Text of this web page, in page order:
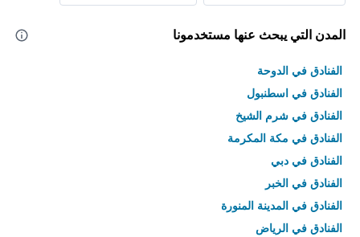
المدن التي يبحث عنها مستخدمونا
الفنادق في الدوحة
الفنادق في اسطنبول
الفنادق في شرم الشيخ
الفنادق في مكة المكرمة
الفنادق في دبي
الفنادق في الخبر
الفنادق في المدينة المنورة
الفنادق في الرياض